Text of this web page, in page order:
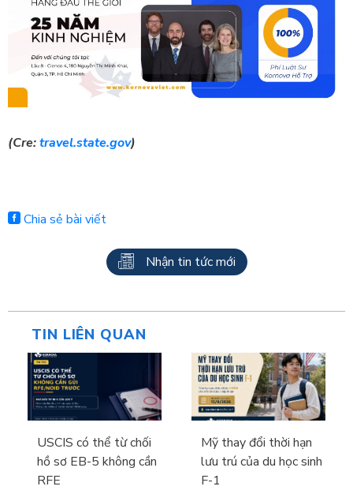
(Cre:travel.state.gov)
Chia sẻ bài viết
Nhận tin tức mới
TIN LIÊN QUAN
USCIS có thể từ chối
hồ sơ EB-5 không cần
RFE
Mỹ thay đổi thời hạn
lưu trú của du học sinh
F-1